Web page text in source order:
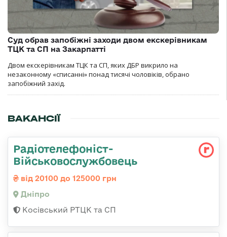
Суд обрав запобіжні заходи двом екскерівникам
ТЦК та СП на Закарпатті
Двом екскерівникам ТЦК та СП, яких ДБР викрило на
незаконному «списанні» понад тисячі чоловіків, обрано
запобіжний захід.
ВАКАНСІЇ
Радіотелефоніст-
Військовослужбовець
від 20100 до 125000 грн
Дніпро
Косівський РТЦК та СП